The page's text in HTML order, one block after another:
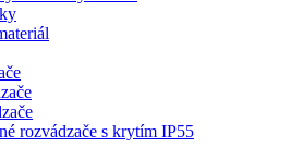
rozvádzače s krytím IP55